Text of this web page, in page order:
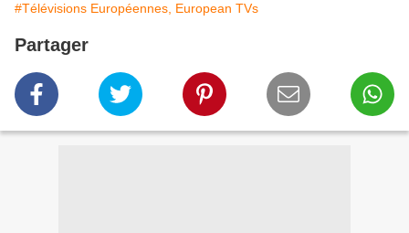
#Télévisions Européennes, European TVs
Partager